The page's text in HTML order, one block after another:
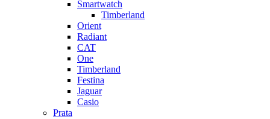
Smartwatch
Timberland
Orient
Radiant
CAT
One
Timberland
Festina
Jaguar
Casio
Prata